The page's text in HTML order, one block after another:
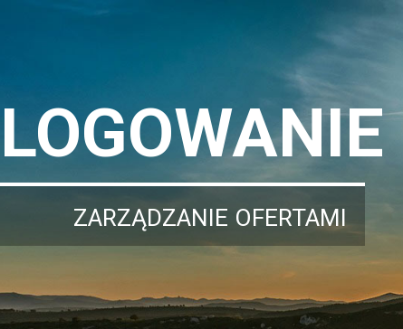
LOGOWANIE
ZARZĄDZANIE OFERTAMI